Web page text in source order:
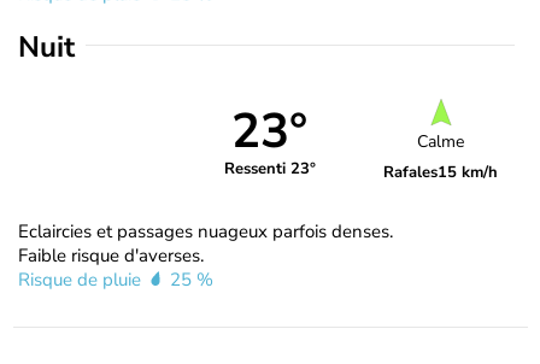
Nuit
23°
Ressenti 23°
Calme
Rafales15 km/h
Eclaircies et passages nuageux parfois denses.
Faible risque d'averses.
Risque de pluie
25 %